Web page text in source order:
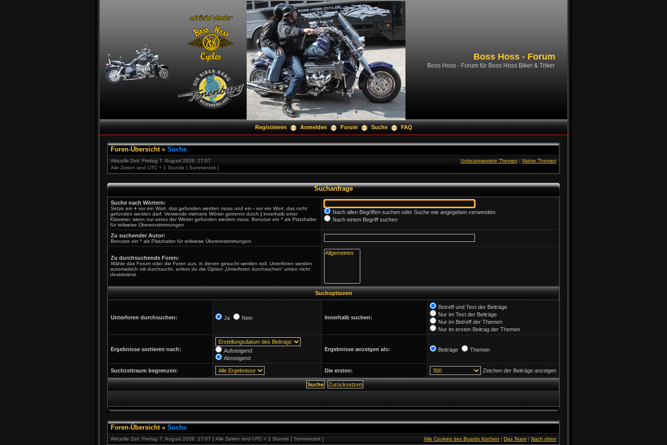
Boss Hoss - Forum
Boss Hoss - Forum für Boss Hoss Biker & Triker
Registrieren Anmelden Forum Suche FAQ
Foren-Übersicht» Suche
Aktuelle Zeit: Freitag 7. August 2026, 17:07
Alle Zeiten sind UTC + 1 Stunde [ Sommerzeit ]
Unbeantwortete Themen | Aktive Themen
Suchanfrage
Suche nach Wörtern:
Setze ein + vor ein Wort, das gefunden werden muss und ein - vor ein Wort, das nicht
gefunden werden darf. Verwende mehrere Wörter getrennt durch | innerhalb einer
Klammer, wenn nur eines der Wörter gefunden werden muss. Benutze ein * als Platzhalter
für teilweise Übereinstimmungen.
Nach allen Begriffen suchen oder Suche wie angegeben verwenden
Nach einem Begriff suchen
Zu suchender Autor:
Benutze ein * als Platzhalter für teilweise Übereinstimmungen.
Zu durchsuchende Foren:
Wähle das Forum oder die Foren aus, in denen gesucht werden soll. Unterforen werden
automatisch mit durchsucht, sofern du die Option „Unterforen durchsuchen“ unten nicht
deaktivierst.
Suchoptionen
Unterforen durchsuchen: Ja Nein Innerhalb suchen:
Betreff und Text der Beiträge
Nur im Text der Beiträge
Nur im Betreff der Themen
Nur im ersten Beitrag der Themen
Ergebnisse sortieren nach:
Aufsteigend
Absteigend
Ergebnisse anzeigen als: Beiträge Themen
Suchzeitraum begrenzen: Die ersten: Zeichen der Beiträge anzeigen
Foren-Übersicht» Suche
Aktuelle Zeit: Freitag 7. August 2026, 17:07 | Alle Zeiten sind UTC + 1 Stunde [ Sommerzeit ] Alle Cookies des Boards löschen | Das Team | Nach oben